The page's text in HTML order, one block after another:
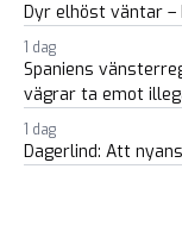
Dyr elhöst väntar –
1 dag
Spaniens
vägrar ta emot
1 dag
Dagerlind: Att